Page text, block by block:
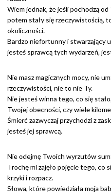
Wiem jednak, że jeśli pochodzą
potem stały się rzeczywistością,
okoliczności.
Bardzo niefortunny i stwarzający
jesteś sprawcą tych wydarzeń,
Nie masz magicznych mocy, nie
rzeczywistości, nie to nie Ty.
Nie jesteś winna tego, co się
Twojej obecności, czy wiele
Śmierć zazwyczaj przychodzi z
jesteś jej sprawcą.
Nie odejmę Twoich wyrzutów
Trochę mi zajęło pojęcie tego, co
krzyki i rozpacz.
Słowa, które powiedziała moja